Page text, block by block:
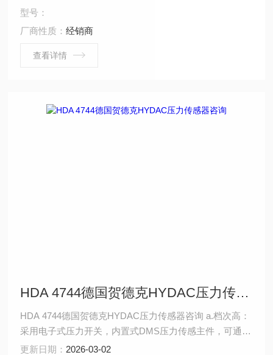
感器、仪表、电磁阀产品。可满足用户的不同产品需求。
泛的合作伙伴关系。我公司凭借良好的技术力量和综合实
力，已被日本SMC，日本CKD,德国BURKERT（宝
型号：
厂商性质：经销商
查看详情
HDA 4744德国贺德克HYDAC压力传感器咨询
HDA 4744德国贺德克HYDAC压力传感器咨询 a.档次高：
采用电子式压力开关，内置式DMS压力传感主件，可通过
按键设定。精度高、寿命长、操作简单； b检测精度可达
更新日期： 2026-03-02